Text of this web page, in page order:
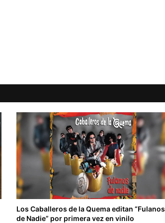
Los Caballeros de la Quema editan “Fulanos
de Nadie” por primera vez en vinilo